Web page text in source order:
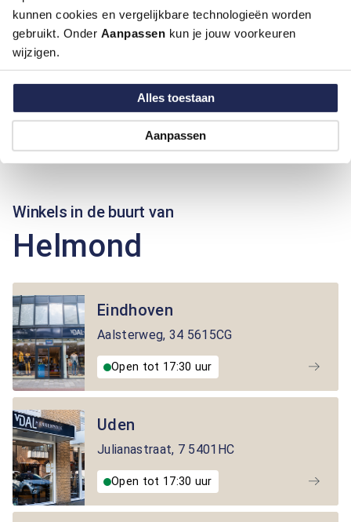
kunnen cookies en vergelijkbare technologieën worden
gebruikt. Onder Aanpassen kun je jouw voorkeuren
wijzigen.
Alles toestaan
Aanpassen
Winkels in de buurt van
Helmond
Eindhoven
Aalsterweg, 34 5615CG
Open tot 17:30 uur
Uden
Julianastraat, 7 5401HC
Open tot 17:30 uur